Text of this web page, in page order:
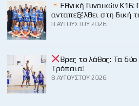
Εθνική Γυναικών Κ16:
ανταπεξέλθει στη δική
8 ΑΥΓΟΎΣΤΟΥ 2026
Βρες το λάθος: Τα
Τρόπαια!
8 ΑΥΓΟΎΣΤΟΥ 2026